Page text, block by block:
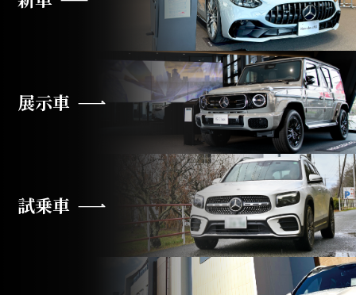
展示車
試乗車